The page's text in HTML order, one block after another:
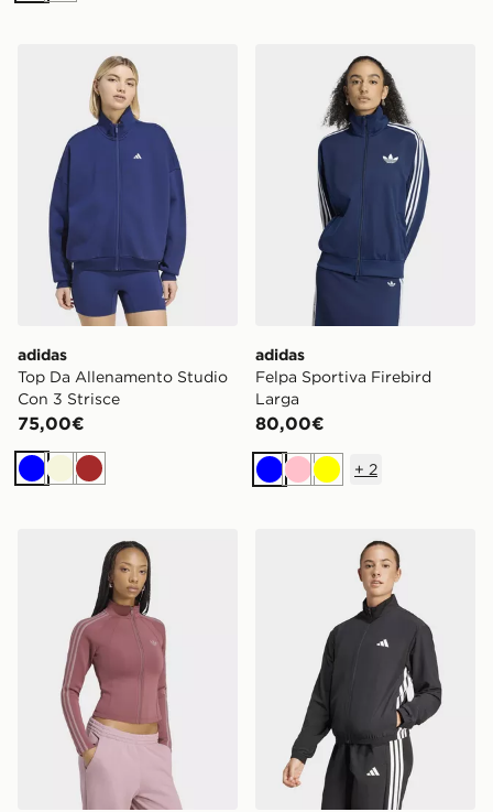
adidas Top Da Allenamento Studio Con 3 Strisce
adidas
Top Da Allenamento Studio
Con 3 Strisce
75,00€
BluBeigeMarrone
adidas Felpa Sportiva
adidas
Felpa Sportiva Firebird
Larga
80,00€
BluRosaGiallo
+ 2
adidas Track Top Sst 2.0 Aderenteadidas Giacca Da